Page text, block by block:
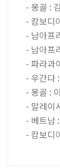
- 몽골 :
- 캄보디
- 남아프
- 남아프
- 파라과
- 우간다
- 몽골 :
- 말레이
- 베트남
- 캄보디